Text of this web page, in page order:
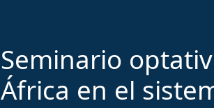
Seminario
África en el